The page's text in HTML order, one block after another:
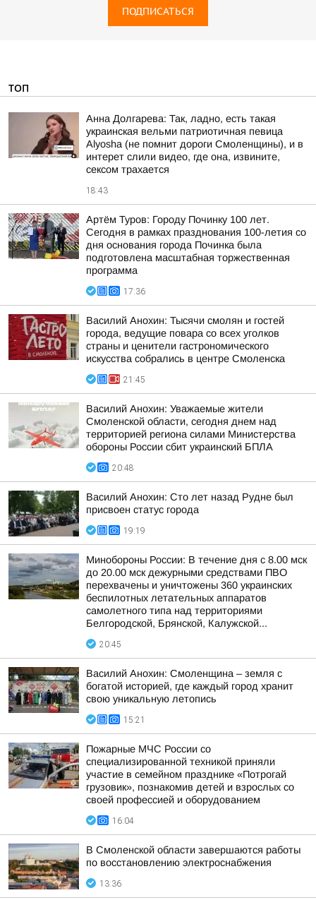
ПОДПИСАТЬСЯ
ТОП
Анна Долгарева: Так, ладно, есть такая
украинская вельми патриотичная певица
Alyosha (не помнит дороги Смоленщины), и в
интерет слили видео, где она, извините,
сексом трахается
18:43
Артём Туров: Городу Починку 100 лет.
Сегодня в рамках празднования 100-летия со
дня основания города Починка была
подготовлена масштабная торжественная
программа
17:36
Василий Анохин: Тысячи смолян и гостей
города, ведущие повара со всех уголков
страны и ценители гастрономического
искусства собрались в центре Смоленска
21:45
Василий Анохин: Уважаемые жители
Смоленской области, сегодня днем над
территорией региона силами Министерства
обороны России сбит украинский БПЛА
20:48
Василий Анохин: Сто лет назад Рудне был
присвоен статус города
19:19
Минобороны России: В течение дня с 8.00 мск
до 20.00 мск дежурными средствами ПВО
перехвачены и уничтожены 360 украинских
беспилотных летательных аппаратов
самолетного типа над территориями
Белгородской, Брянской, Калужской...
20:45
Василий Анохин: Смоленщина – земля с
богатой историей, где каждый город хранит
свою уникальную летопись
15:21
Пожарные МЧС России со
специализированной техникой приняли
участие в семейном празднике «Потрогай
грузовик», познакомив детей и взрослых со
своей профессией и оборудованием
16:04
В Смоленской области завершаются работы
по восстановлению электроснабжения
13:36